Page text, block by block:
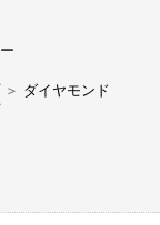
＞ ダイヤモンド